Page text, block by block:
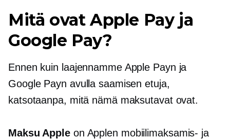
Mitä ovat Apple Pay ja
Google Pay?
Ennen kuin laajennamme Apple Payn ja
Google Payn avulla saamisen etuja,
katsotaanpa, mitä nämä maksutavat ovat.
Maksu Appleon Applen mobiilimaksamis- ja